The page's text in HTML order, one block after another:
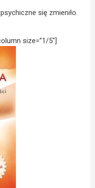
się zmieniło.
size=”1/5″]